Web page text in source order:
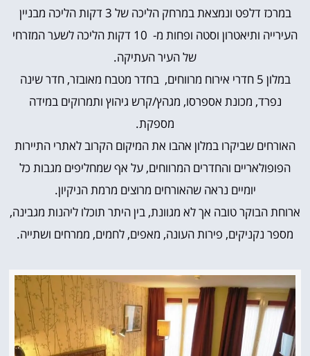
במרכז דלפט ונמצאת במרחק הליכה של 3 דקות הליכה מבניין
העירייה ותיאטרון וסטה ופחות מ- 10 דקות הליכה לשער המזרחי
של העיר העתיקה.
במלון 5 חדרי אירוח מרווחים, בחדר מטבח מאובזר, חדר שינה
נפרד, מכונת אספרסו, מגהץ/קרש גיהוץ ותמרוקים במידה
מספקת.
האורחים שביקרו במלון אהבו את המיקום הקרוב לאתרי התיירות
הפופולאריים והחדרים המרווחים, על אף שמחליפים מגבות כל
יומיים נראה שהאורחים מרוצים מרמת הניקיון.
ארוחת הבוקר טובה אך לא מגוונת, בין היתר תוכלו ליהנות מגבינה,
מספר נקניקים, פירות העונה, מאפים, לחמים, ממרחים ושתייה.